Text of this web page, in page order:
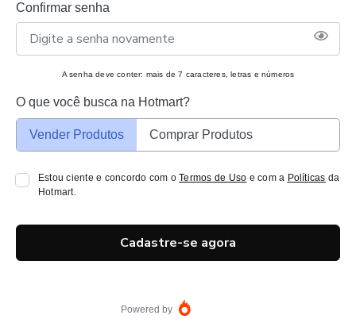
Confirmar senha
A senha deve conter: mais de 7 caracteres, letras e números
O que você busca na Hotmart?
Vender Produtos Comprar Produtos
Estou ciente e concordo com oTermos de Uso e com a Políticas da
Hotmart.
Cadastre-se agora
Powered by